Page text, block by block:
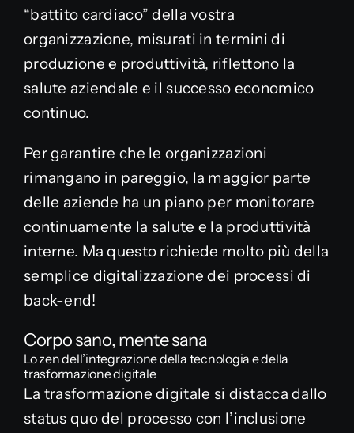
“battito cardiaco” della vostra
organizzazione, misurati in termini di
produzione e produttività, riflettono la
salute aziendale e il successo economico
continuo.
Per garantire che le organizzazioni
rimangano in pareggio, la maggior parte
delle aziende ha un piano per monitorare
continuamente la salute e la produttività
interne. Ma questo richiede molto più della
semplice digitalizzazione dei processi di
back-end!
Corpo sano, mente sana
Lo zen dell’integrazione della tecnologia e della
trasformazione digitale
La trasformazione digitale si distacca dallo
status quo del processo con l’inclusione